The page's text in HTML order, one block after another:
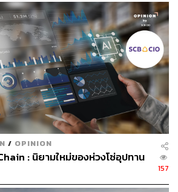
/ OPINION
: นิยามใหม่ของห่วงโซ่อุปทาน
157